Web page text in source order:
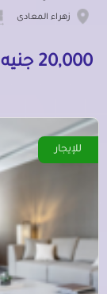
زهراء المعادى
20,000 جنيه / سنوياً
للإيجار